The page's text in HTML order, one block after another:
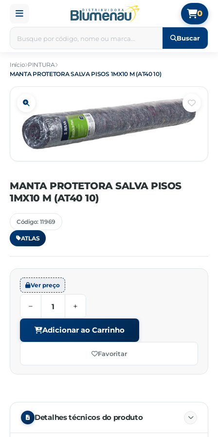
Buscar
0
Início PINTURA
MANTA PROTETORA SALVA PISOS 1MX10 M (AT40 10)
MANTA PROTETORA SALVA PISOS
1MX10 M (AT40 10)
Código: 11969
ATLAS
Ver preço
− +
Adicionar ao Carrinho
Favoritar
Detalhes técnicos do produto